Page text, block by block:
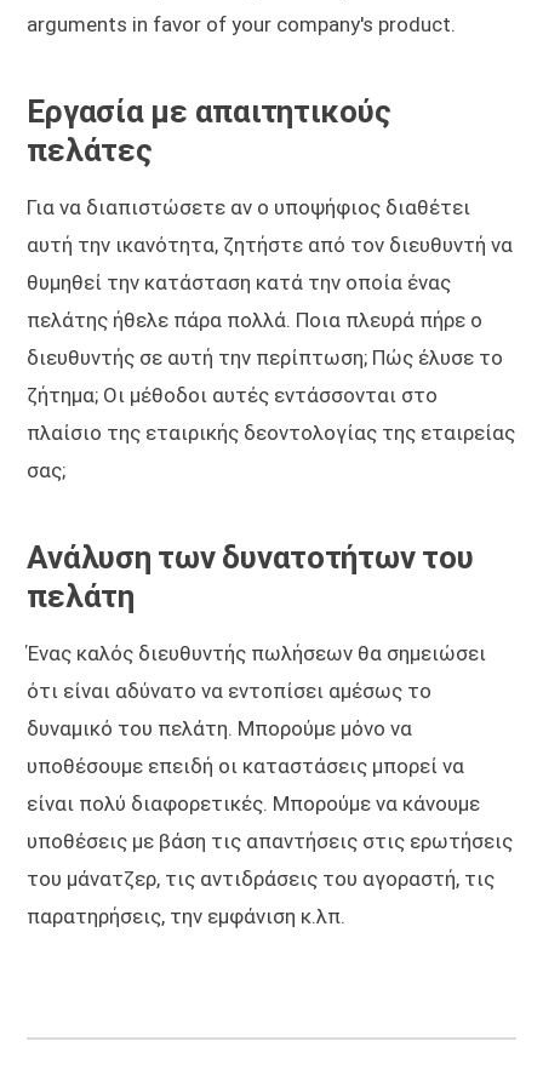
arguments in favor of your company's product.
Εργασία με απαιτητικούς
πελάτες
Για να διαπιστώσετε αν ο υποψήφιος διαθέτει
αυτή την ικανότητα, ζητήστε από τον διευθυντή να
θυμηθεί την κατάσταση κατά την οποία ένας
πελάτης ήθελε πάρα πολλά. Ποια πλευρά πήρε ο
διευθυντής σε αυτή την περίπτωση; Πώς έλυσε το
ζήτημα; Οι μέθοδοι αυτές εντάσσονται στο
πλαίσιο της εταιρικής δεοντολογίας της εταιρείας
σας;
Ανάλυση των δυνατοτήτων του
πελάτη
Ένας καλός διευθυντής πωλήσεων θα σημειώσει
ότι είναι αδύνατο να εντοπίσει αμέσως το
δυναμικό του πελάτη. Μπορούμε μόνο να
υποθέσουμε επειδή οι καταστάσεις μπορεί να
είναι πολύ διαφορετικές. Μπορούμε να κάνουμε
υποθέσεις με βάση τις απαντήσεις στις ερωτήσεις
του μάνατζερ, τις αντιδράσεις του αγοραστή, τις
παρατηρήσεις, την εμφάνιση κ.λπ.